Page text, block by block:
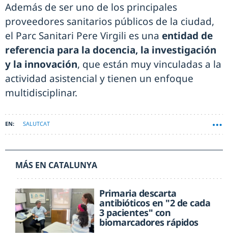
Además de ser uno de los principales
proveedores sanitarios públicos de la ciudad,
el Parc Sanitari Pere Virgili es una entidad de
referencia para la docencia, la investigación
y la innovación, que están muy vinculadas a la
actividad asistencial y tienen un enfoque
multidisciplinar.
SALUTCAT
MÁS EN CATALUNYA
Primaria descarta
antibióticos en "2 de cada
3 pacientes" con
biomarcadores rápidos